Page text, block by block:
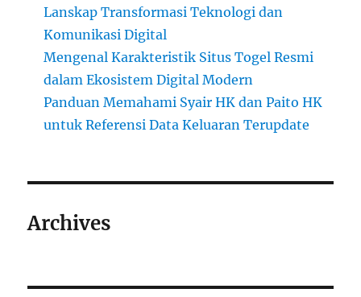
Lanskap Transformasi Teknologi dan
Komunikasi Digital
Mengenal Karakteristik Situs Togel Resmi
dalam Ekosistem Digital Modern
Panduan Memahami Syair HK dan Paito HK
untuk Referensi Data Keluaran Terupdate
Archives